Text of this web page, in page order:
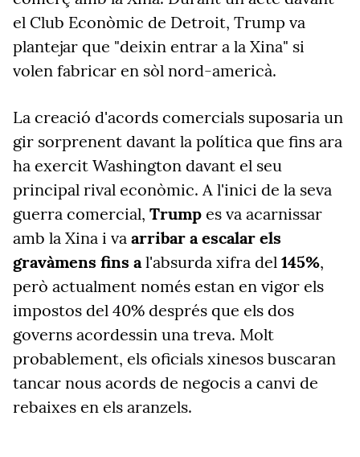
el Club Econòmic de Detroit, Trump va
plantejar que "deixin entrar a la Xina" si
volen fabricar en sòl nord-americà.
La creació d'acords comercials suposaria un
gir sorprenent davant la política que fins ara
ha exercit Washington davant el seu
principal rival econòmic. A l'inici de la seva
guerra comercial, Trump es va acarnissar
amb la Xina i va arribar a escalar els
gravàmens fins al'absurda xifra del 145%,
però actualment només estan en vigor els
impostos del 40% després que els dos
governs acordessin una treva. Molt
probablement, els oficials xinesos buscaran
tancar nous acords de negocis a canvi de
rebaixes en els aranzels.